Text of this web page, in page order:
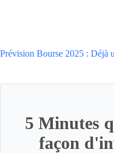
Prévision Bourse 2025 :
5 Minutes
façon